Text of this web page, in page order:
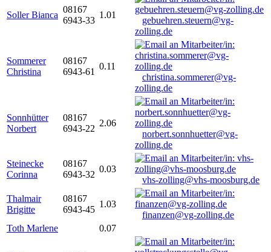
Soller Bianca
08167
6943-33
1.01
gebuehren.steuern@vg-
zolling.de
Sommerer
Christina
08167
6943-61
0.11
christina.sommerer@vg-
zolling.de
Sonnhütter
Norbert
08167
6943-22
2.06
norbert.sonnhuetter@vg-
zolling.de
Steinecke
Corinna
08167
6943-32
0.03
vhs-zolling@vhs-moosburg.de
Thalmair
Brigitte
08167
6943-45
1.03
finanzen@vg-zolling.de
Toth Marlene
0.07